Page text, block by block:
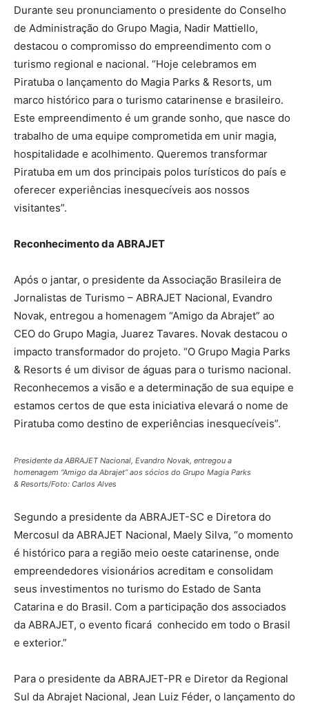
Durante seu pronunciamento o presidente do Conselho
de Administração do Grupo Magia, Nadir Mattiello,
destacou o compromisso do empreendimento com o
turismo regional e nacional. “Hoje celebramos em
Piratuba o lançamento do Magia Parks & Resorts, um
marco histórico para o turismo catarinense e brasileiro.
Este empreendimento é um grande sonho, que nasce do
trabalho de uma equipe comprometida em unir magia,
hospitalidade e acolhimento. Queremos transformar
Piratuba em um dos principais polos turísticos do país e
oferecer experiências inesquecíveis aos nossos
visitantes”.
Reconhecimento da ABRAJET
Após o jantar, o presidente da Associação Brasileira de
Jornalistas de Turismo – ABRAJET Nacional, Evandro
Novak, entregou a homenagem “Amigo da Abrajet” ao
CEO do Grupo Magia, Juarez Tavares. Novak destacou o
impacto transformador do projeto. “O Grupo Magia Parks
& Resorts é um divisor de águas para o turismo nacional.
Reconhecemos a visão e a determinação de sua equipe e
estamos certos de que esta iniciativa elevará o nome de
Piratuba como destino de experiências inesquecíveis”.
Presidente da ABRAJET Nacional, Evandro Novak, entregou a
homenagem “Amigo da Abrajet” aos sócios do Grupo Magia Parks
& Resorts/Foto: Carlos Alves
Segundo a presidente da ABRAJET-SC e Diretora do
Mercosul da ABRAJET Nacional, Maely Silva, “o momento
é histórico para a região meio oeste catarinense, onde
empreendedores visionários acreditam e consolidam
seus investimentos no turismo do Estado de Santa
Catarina e do Brasil. Com a participação dos associados
da ABRAJET, o evento ficará conhecido em todo o Brasil
e exterior.”
Para o presidente da ABRAJET-PR e Diretor da Regional
Sul da Abrajet Nacional, Jean Luiz Féder, o lançamento do